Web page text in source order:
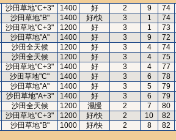
沙田草地"C+3" 1400 好 2 9
74
沙田草地"B" 1400 好/快 3 1
74
沙田草地"C+3" 1200 好 3 1
73
沙田草地"A" 1400 好 3 9
72
沙田全天候 1200 好 3 4
74
沙田全天候 1200 好 3 4
75
沙田草地"C+3" 1400 好 3 4
77
沙田草地"C" 1400 好 3 6
78
沙田草地"A" 1400 好 3 5
79
沙田草地"A+3" 1400 好 3 6
79
沙田全天候 1200 濕慢 2 7
80
沙田草地"C+3" 1200 好/快 2 10
82
沙田草地"B" 1000 好/快 2 8
82